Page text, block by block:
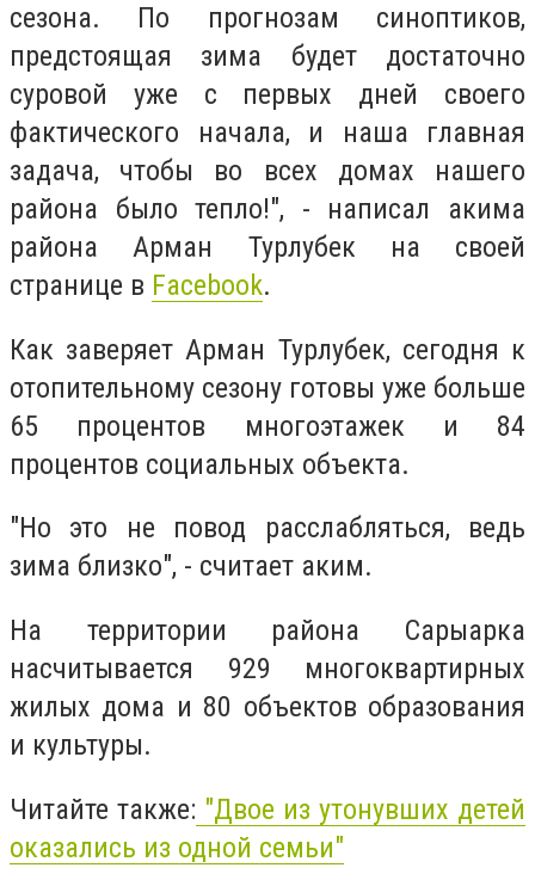
сезона. По прогнозам синоптиков,
предстоящая зима будет достаточно
суровой уже с первых дней своего
фактического начала, и наша главная
задача, чтобы во всех домах нашего
района было тепло!", - написал акима
района Арман Турлубек на своей
странице в Facebook.
Как заверяет Арман Турлубек, сегодня к
отопительному сезону готовы уже больше
65 процентов многоэтажек и 84
процентов социальных объекта.
"Но это не повод расслабляться, ведь
зима близко", - считает аким.
На территории района Сарыарка
насчитывается 929 многоквартирных
жилых дома и 80 объектов образования
и культуры.
Читайте также: "Двое из утонувших детей
оказались из одной семьи"